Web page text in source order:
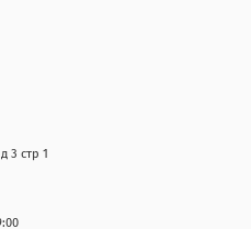
3 стр 1